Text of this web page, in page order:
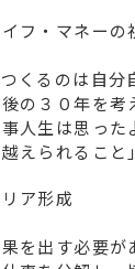
フ・マネーの
くるのは自分
の３０年を
人生は思っ
えられること
ア形成
を出す必要が